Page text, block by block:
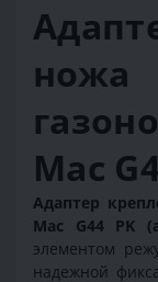
Mac
Адаптер
Mac G44 PK
элементом
надежной